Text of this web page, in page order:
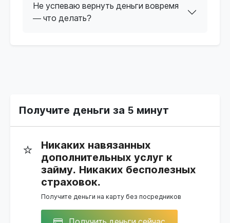
Не успеваю вернуть деньги вовремя
— что делать?
Получите деньги за 5 минут
⭐
Никаких навязанных
дополнительных услуг к
займу. Никаких бесполезных
страховок.
Получите деньги на карту без посредников